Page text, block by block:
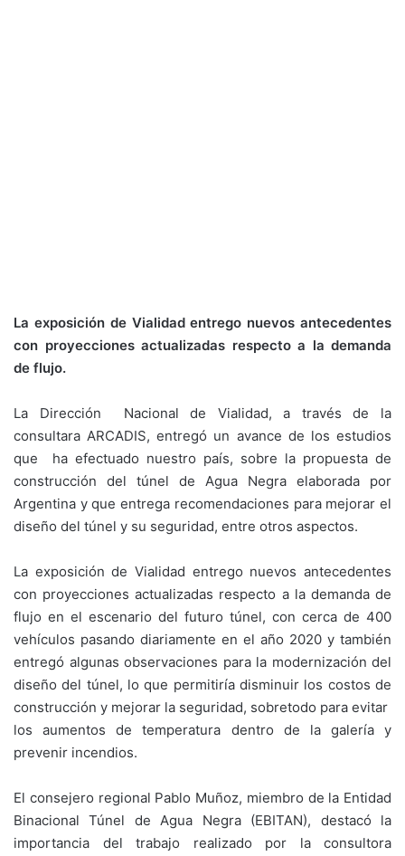
La exposición de Vialidad entrego nuevos antecedentes
con proyecciones actualizadas respecto a la demanda
de flujo.
La Dirección Nacional de Vialidad, a través de la
consultara ARCADIS, entregó un avance de los estudios
que ha efectuado nuestro país, sobre la propuesta de
construcción del túnel de Agua Negra elaborada por
Argentina y que entrega recomendaciones para mejorar el
diseño del túnel y su seguridad, entre otros aspectos.
La exposición de Vialidad entrego nuevos antecedentes
con proyecciones actualizadas respecto a la demanda de
flujo en el escenario del futuro túnel, con cerca de 400
vehículos pasando diariamente en el año 2020 y también
entregó algunas observaciones para la modernización del
diseño del túnel, lo que permitiría disminuir los costos de
construcción y mejorar la seguridad, sobretodo para evitar
los aumentos de temperatura dentro de la galería y
prevenir incendios.
El consejero regional Pablo Muñoz, miembro de la Entidad
Binacional Túnel de Agua Negra (EBITAN), destacó la
importancia del trabajo realizado por la consultora